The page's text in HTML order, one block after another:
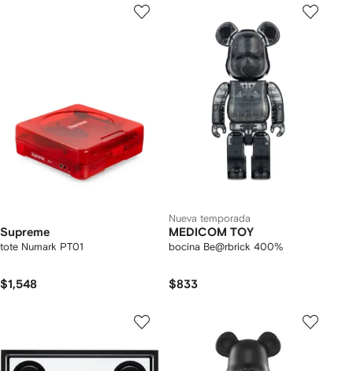
Supreme
tote Numark PT01
$1,548
Nueva temporada
MEDICOM TOY
bocina Be@rbrick 400%
$833